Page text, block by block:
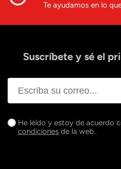
Te ayudamos en lo
Suscríbete y sé el
He leído y estoy de acuerdo
condiciones de la web.